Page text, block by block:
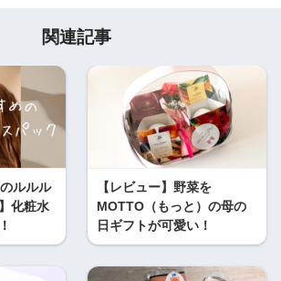
関連記事
ルルル
化粧水
【レビュー】野菜を
MOTTO（もっと）の母の
日ギフトが可愛い！